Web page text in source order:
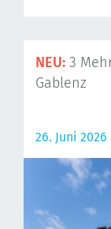
NEU: 3
Gablenz
26. Juni 2026